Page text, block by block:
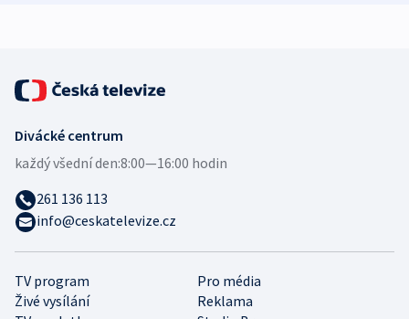
TV program
Pro média
Živé vysílání
Reklama
Divácké centrum
každý všední den:8:00—16:00 hodin
261 136 113
info@ceskatelevize.cz